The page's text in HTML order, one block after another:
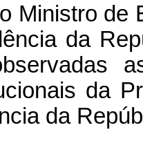
Ministro de
da
da
da